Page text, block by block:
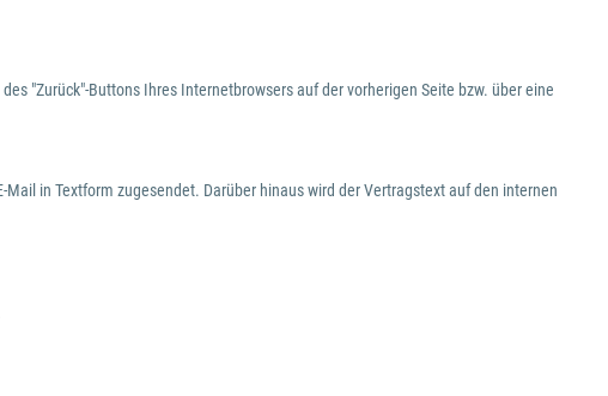
"Zurück"-Buttons Ihres Internetbrowsers auf der vorherigen Seite bzw. über eine
in Textform zugesendet. Darüber hinaus wird der Vertragstext auf den internen